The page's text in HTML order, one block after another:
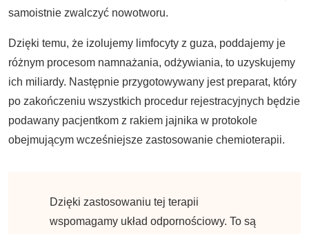
samoistnie zwalczyć nowotworu.
Dzięki temu, że izolujemy limfocyty z guza, poddajemy je
różnym procesom namnażania, odżywiania, to uzyskujemy
ich miliardy. Następnie przygotowywany jest preparat, który
po zakończeniu wszystkich procedur rejestracyjnych będzie
podawany pacjentkom z rakiem jajnika w protokole
obejmującym wcześniejsze zastosowanie chemioterapii.
Dzięki zastosowaniu tej terapii
wspomagamy układ odpornościowy. To są